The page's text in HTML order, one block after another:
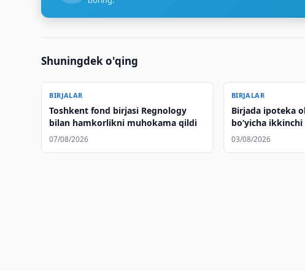
Shuningdek o'qing
BIRJALAR
Toshkent fond birjasi Regnology
bilan hamkorlikni muhokama qildi
07/08/2026
BIRJALAR
Birjada ipoteka
bo‘yicha
oshirildi
03/08/2026